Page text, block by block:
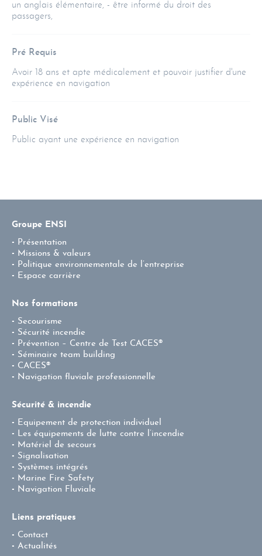
un anglais élémentaire, - être informé du droit des
passagers,
Pré Requis
Avoir 18 ans et apte médicalement et pouvoir justifier d'une
expérience en navigation
Public Visé
Public ayant une expérience en navigation
Groupe ENSI
Présentation
Missions & valeurs
Politique environnementale de l’entreprise
Espace carrière
Nos formations
Secourisme
Sécurité incendie
Prévention – Centre de Test CACES®
Séminaire team building
CACES®
Navigation fluviale professionnelle
Sécurité & incendie
Equipement de protection individuel
Les équipements de lutte contre l’incendie
Matériel de secours
Signalisation
Systèmes intégrés
Marine Fire Safety
Navigation Fluviale
Liens pratiques
Contact
Actualités